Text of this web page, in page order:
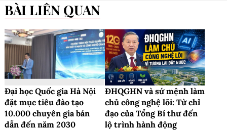
BÀI LIÊN QUAN
Đại học Quốc gia Hà Nội
đặt mục tiêu đào tạo
10.000 chuyên gia bán
dẫn đến năm 2030
ĐHQGHN và sứ mệnh làm
chủ công nghệ lõi: Từ chỉ
đạo của Tổng Bí thư đến
lộ trình hành động